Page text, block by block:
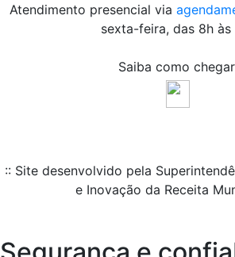
Atendimento presencial via
sexta-feira, das 8h às
Saiba como
:: Site desenvolvido pela
e Inovação da Receita